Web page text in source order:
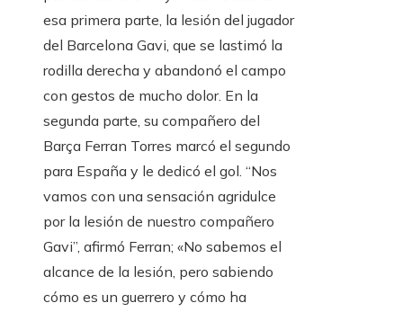
esa primera parte, la lesión del jugador
del Barcelona Gavi, que se lastimó la
rodilla derecha y abandonó el campo
con gestos de mucho dolor. En la
segunda parte, su compañero del
Barça Ferran Torres marcó el segundo
para España y le dedicó el gol. “Nos
vamos con una sensación agridulce
por la lesión de nuestro compañero
Gavi”, afirmó Ferran; «No sabemos el
alcance de la lesión, pero sabiendo
cómo es un guerrero y cómo ha